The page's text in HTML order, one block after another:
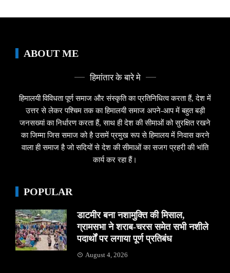
ABOUT ME
हिमांतार के बारे मे
हिमालयी विविधता पूर्ण समाज और संस्कृति का प्रतिनिधित्व करता हैं, देश में
उत्तर से लेकर पश्चिम तक का हिमालयी समाज अपने-आप में बहुत बड़ी
जनसख्यां का निर्धारण करता हैं, साथ ही देश की सीमाओं को सुरक्षित रखने
का जिम्मा जिस समाज को है उसमें प्रमुख रूप से हिमालय में निवास करने
वाला ही समाज है जो सदियों से देश की सीमाओं का सजग प्रहरी की भांति
कार्य कर रहा हैं।
POPULAR
डाटमीर बना नशामुक्ति की मिसाल,
ग्रामसभा ने शराब-चरस समेत सभी नशीले
पदार्थों पर लगाया पूर्ण प्रतिबंध
August 4, 2026